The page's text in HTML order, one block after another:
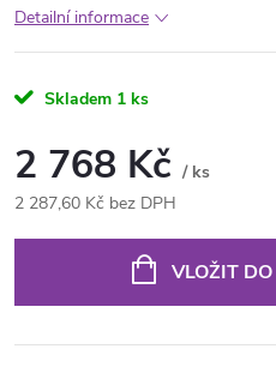
Detailní informace
Skladem 1 ks
2 768 Kč / ks
2 287,60 Kč bez DPH
VLOŽIT